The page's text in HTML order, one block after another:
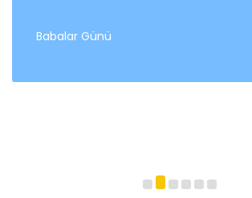
Babalar Günü